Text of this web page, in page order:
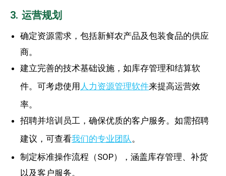
3. 运营规划
确定资源需求，包括新鲜农产品及包装食品的供应
商。
建立完善的技术基础设施，如库存管理和结算软
件。可考虑使用 人力资源管理软件来提高运营效
率。
招聘并培训员工，确保优质的客户服务。如需招聘
建议，可查看我们的专业团队 。
制定标准操作流程（SOP），涵盖库存管理、补货
以及客户服务。